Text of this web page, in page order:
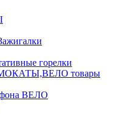
горелки
товары
ВЕЛО